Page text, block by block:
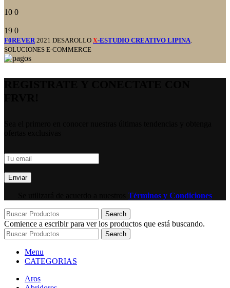
10 0
19 0
F0REVER 2021 DESAROLLO X-ESTUDIO CREATIVO LIPINA
SOLUCIONES E-COMMERCE
Términos y Condiciones
Search
Comience a escribir para ver los productos que está buscando.
Search
Menu
CATEGORIAS
Aros